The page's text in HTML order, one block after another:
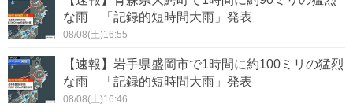
な雨 「記録的短時間大雨」発表
08/08(土)16:55
【速報】岩手県盛岡市で1時間に約100ミリの猛烈
な雨 「記録的短時間大雨」発表
08/08(土)16:46